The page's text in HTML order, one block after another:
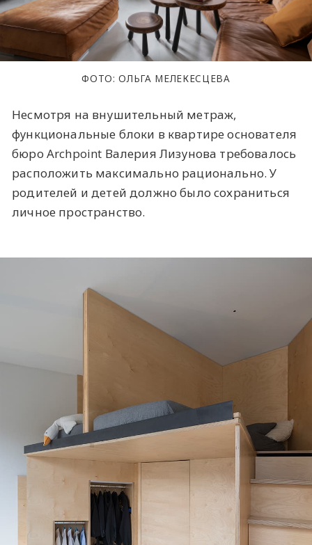
ФОТО: ОЛЬГА МЕЛЕКЕСЦЕВА
Несмотря на внушительный метраж,
функциональные блоки в квартире основателя
бюро Archpoint Валерия Лизунова требовалось
расположить максимально рационально. У
родителей и детей должно было сохраниться
личное пространство.